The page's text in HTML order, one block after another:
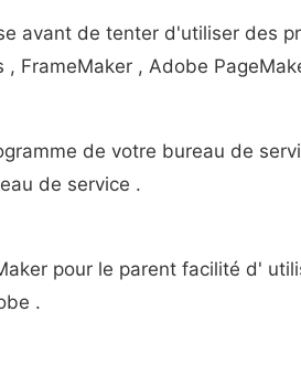
avant de tenter d'utiliser des
, FrameMaker , Adobe
de votre bureau de
de service .
pour le parent facilité d'
.